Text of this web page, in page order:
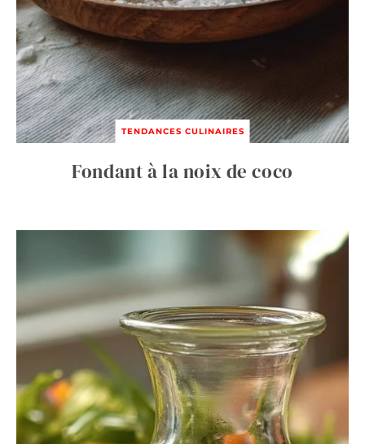
TENDANCES CULINAIRES
Fondant à la noix de coco